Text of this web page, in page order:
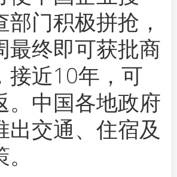
门积极拼抢，
最终即可获批商
接近10年，可
。中国各地政府
出交通、住宿及